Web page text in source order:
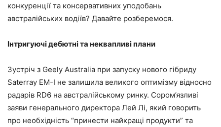
конкуренції та консервативних уподобань
австралійських водіїв? Давайте розберемося.
Інтригуючі дебютні та неквапливі плани
Зустріч з Geely Australia при запуску нового гібриду
Saterray EM-I не залишила великого оптимізму відносно
радарів RD6 на австралійському ринку. Сором’язливі
заяви генерального директора Лей Лі, який говорить
про необхідність “принести найкращі продукти” та